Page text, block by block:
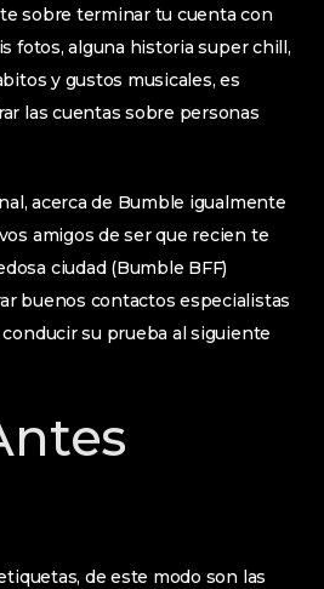
sobre terminar tu cuenta con
fotos, alguna historia super chill,
y gustos musicales, es
las cuentas sobre personas
acerca de Bumble igualmente
amigos de ser que recien te
ciudad (Bumble BFF)
buenos contactos especialistas
su prueba al siguiente
de este modo son las